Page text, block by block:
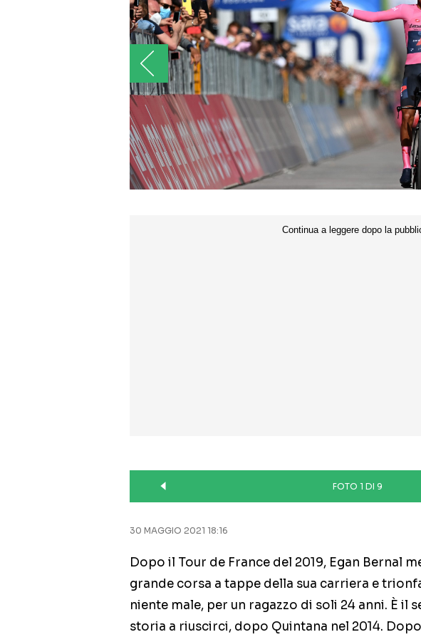
FOTO 1 DI 9
30 MAGGIO 2021 18:16
Dopo il Tour de France del 2019, Egan Bernal
grande corsa a tappe della sua carriera e
niente male, per un ragazzo di soli 24 anni. È il
storia a riuscirci, dopo Quintana nel 2014.